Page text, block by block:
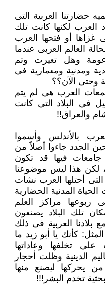
حضارتنا العربية التى
العرب لكنها كانت تلك
غزاها أو فتحها العرب
العالم العربى عندما
وهل تغيرت ‏وتم
ومدنية ومعمارية فى
وحتى الآن؟؟
العرب هى لم يتم
فى البلاد التى كانت
والعراق!!‏
بالأندلس وأسموا
الجدد جاءوا أصلاً من
‏جامعات فيها قد تكون
لكن هذا ليس موضوعنا
التى أحتلها العرب ‏نشأت
المدنية الحضارية
ربوعها مراكز العلم
تلك البلاد يصنعون
بلادنا العربية فى ذلك
كأنك يا أبو ‏زيد ما
تخلفها وعاداتها
الدينية وظلت أحجار
يحركها ليصنع منها
تخدم البشر!!!‏